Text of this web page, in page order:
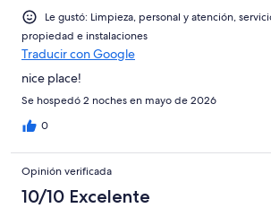
Le gustó: Limpieza, personal y atención,
propiedad e instalaciones
Traducir con Google
nice place!
Se hospedó 2 noches en mayo de 2026
0
Opinión verificada
10/10 Excelente